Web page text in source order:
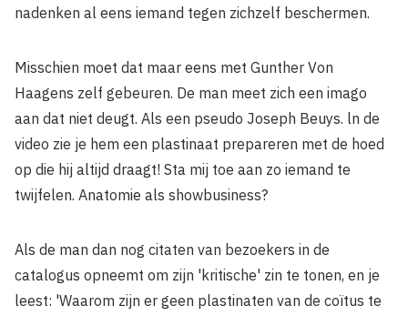
nadenken al eens iemand tegen zichzelf beschermen.
Misschien moet dat maar eens met Gunther Von
Haagens zelf gebeuren. De man meet zich een imago
aan dat niet deugt. Als een pseudo Joseph Beuys. ln de
video zie je hem een plastinaat prepareren met de hoed
op die hij altijd draagt! Sta mij toe aan zo iemand te
twijfelen. Anatomie als showbusiness?
Als de man dan nog citaten van bezoekers in de
catalogus opneemt om zijn 'kritische' zin te tonen, en je
leest: 'Waarom zijn er geen plastinaten van de coïtus te